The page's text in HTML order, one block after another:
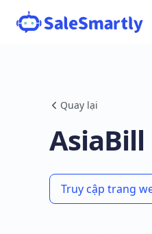
Quay lại
AsiaBill
Truy cập trang